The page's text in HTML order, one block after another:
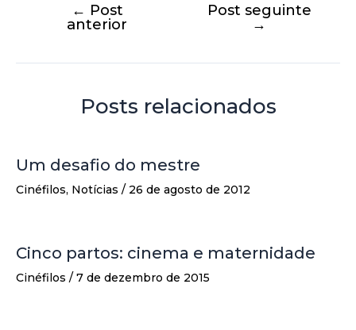
← Post
anterior
Post seguinte
→
Posts relacionados
Um desafio do mestre
Cinéfilos, Notícias / 26 de agosto de 2012
Cinco partos: cinema e maternidade
Cinéfilos / 7 de dezembro de 2015